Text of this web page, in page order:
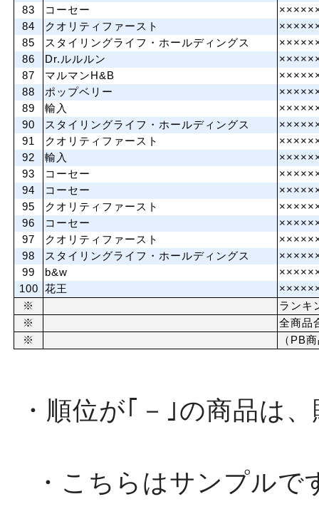
83
コーセー
84
クオリティファースト
85
スタイリングライフ・ホールディングス
86
Dr.ルルルン
87
マルマンH&B
88
ポップベリー
89
輸入
90
スタイリングライフ・ホールディングス
91
クオリティファースト
92
輸入
93
コーセー
94
コーセー
95
クオリティファースト
96
コーセー
97
クオリティファースト
98
スタイリングライフ・ホールディングス
99
b&w
100
花王
※
ランキ
※
全商品
※
（PB
・順位が｢－｣の商品は
・こちらはサンプルで